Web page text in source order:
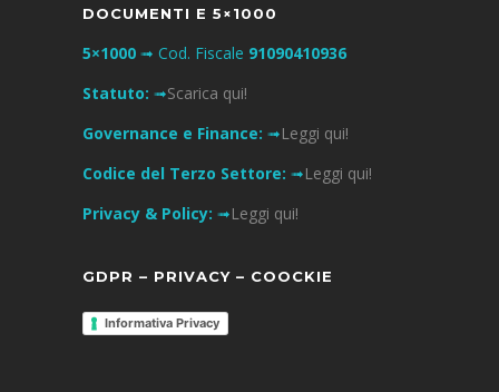
DOCUMENTI E 5×1000
5×1000 ➟ Cod. Fiscale 91090410936
Statuto: ➟Scarica qui!
Governance e Finance: ➟Leggi qui!
Codice del Terzo Settore: ➟Leggi qui!
Privacy & Policy: ➟Leggi qui!
GDPR – PRIVACY – COOCKIE
Informativa Privacy